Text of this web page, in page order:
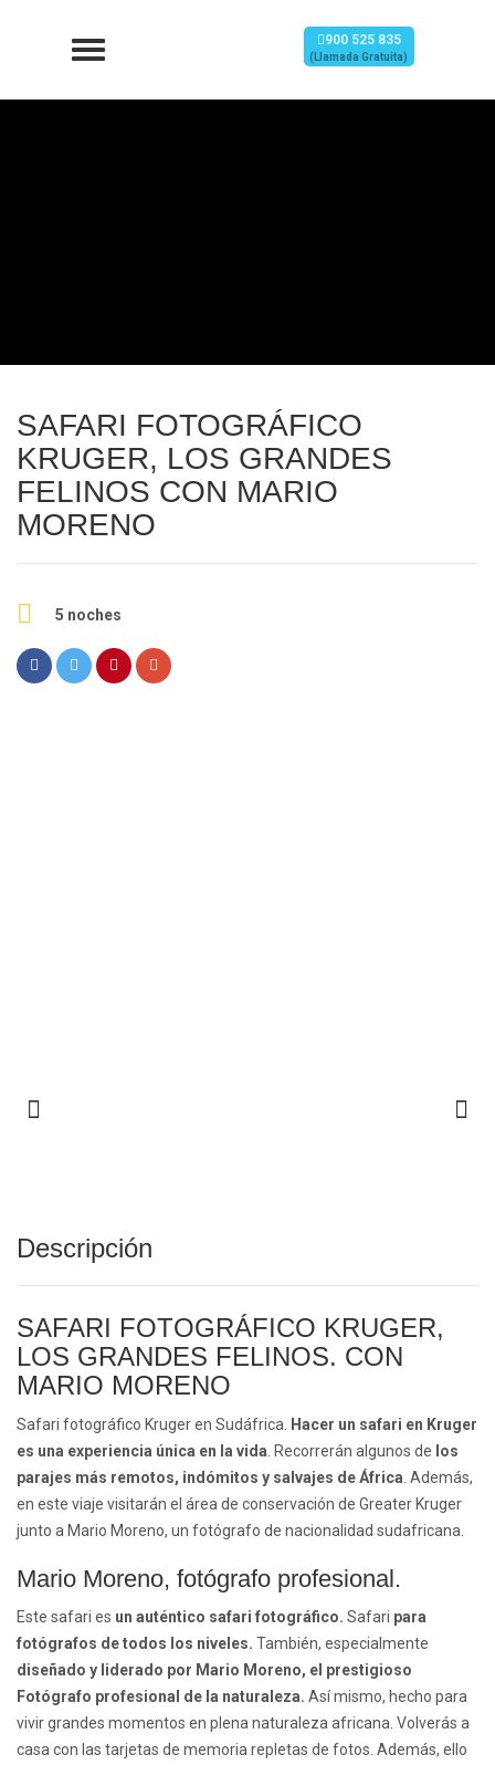
900 525 835
(Llamada Gratuita)
SAFARI FOTOGRÁFICO
KRUGER, LOS GRANDES
FELINOS CON MARIO
MORENO
5 noches
Descripción
SAFARI FOTOGRÁFICO KRUGER,
LOS GRANDES FELINOS. CON
MARIO MORENO
Safari fotográfico Kruger en Sudáfrica. Hacer un safari en Kruger
es una experiencia única en la vida . Recorrerán algunos de los
parajes más remotos, indómitos y salvajes de África . Además,
en este viaje visitarán el área de conservación de Greater Kruger
junto a Mario Moreno, un fotógrafo de nacionalidad sudafricana.
Mario Moreno, fotógrafo profesional.
Este safari es un auténtico safari fotográfico. Safari para
fotógrafos de todos los niveles. También, especialmente
diseñado y liderado por Mario Moreno, el prestigioso
Fotógrafo profesional de la naturaleza. Así mismo, hecho para
vivir grandes momentos en plena naturaleza africana. Volverás a
casa con las tarjetas de memoria repletas de fotos. Además, ello